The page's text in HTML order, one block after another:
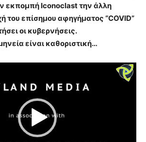
εκπομπή Iconoclast την άλλη
του επίσημου αφηγήματος “COVID”
οι κυβερνήσεις.
είναι καθοριστική…